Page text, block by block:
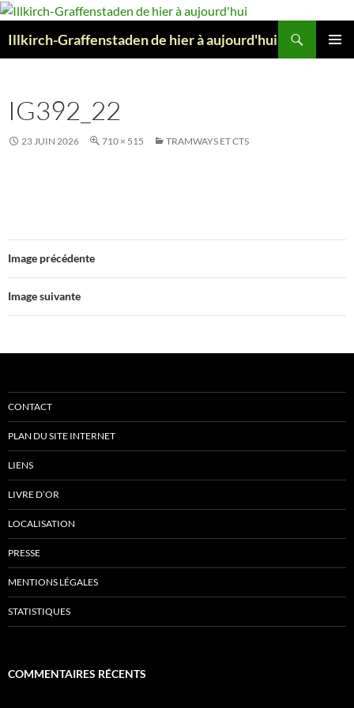
Aller
contenu
Illkirch-Graffenstaden de hier à aujourd'hui
IG392_22
23 JUIN 2026 710 × 515 TRAMWAYS ET CTS
Image précédente
Image suivante
CONTACT
PLAN DU SITE INTERNET
LIENS
LIVRE D’OR
LOCALISATION
PRESSE
MENTIONS LÉGALES
STATISTIQUES
COMMENTAIRES RÉCENTS